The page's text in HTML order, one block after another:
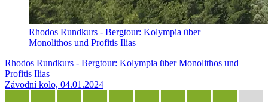
Rhodos Rundkurs - Bergtour: Kolympia über
Monolithos und Profitis Ilias
Rhodos Rundkurs - Bergtour: Kolympia über Monolithos und
Profitis Ilias
Závodní kolo, 04.01.2024